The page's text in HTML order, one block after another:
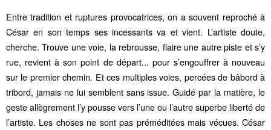
Entre tradition et ruptures provocatrices, on a souvent reproché à
César en son temps ses incessants va et vient. L’artiste doute,
cherche. Trouve une voie, la rebrousse, flaire une autre piste et s’y
rue, revient à son point de départ... pour s’engouffrer à nouveau
sur le premier chemin. Et ces multiples voies, percées de bâbord à
tribord, jamais ne lui semblent sans issue. Guidé par la matière, le
geste allègrement l’y pousse vers l’une ou l’autre superbe liberté de
l’artiste. Les choses ne sont pas préméditées mais vécues. César